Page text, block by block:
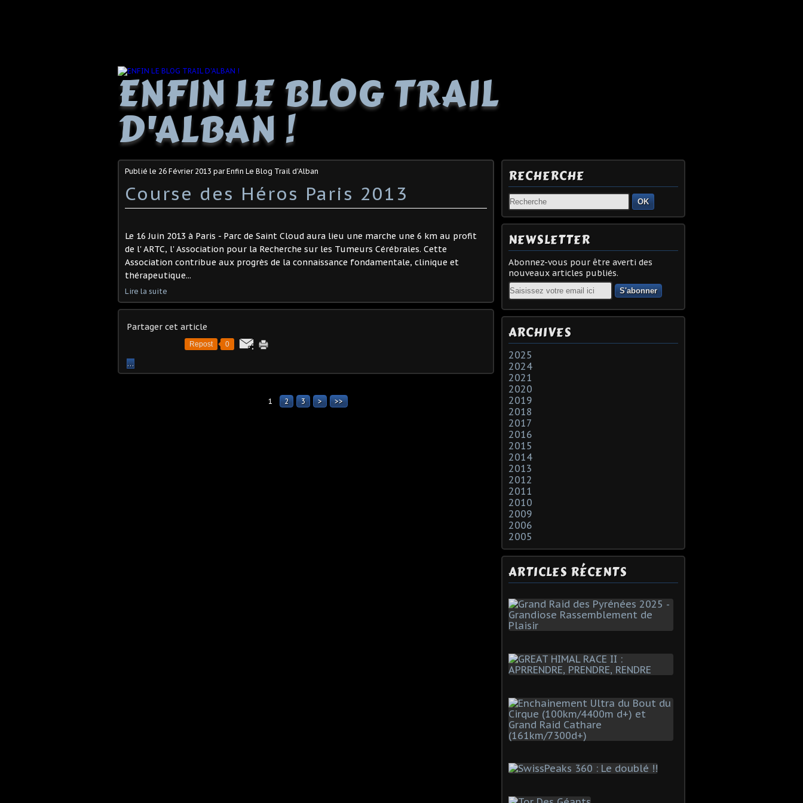
ENFIN LE BLOG TRAIL
D'ALBAN !
Publié le 26 Février 2013 par Enfin Le Blog Trail d'Alban
Course des Héros Paris 2013
Le 16 Juin 2013 à Paris - Parc de Saint Cloud aura lieu une marche une 6 km au profit
de l' ARTC, l' Association pour la Recherche sur les Tumeurs Cérébrales. Cette
Association contribue aux progrès de la connaissance fondamentale, clinique et
thérapeutique...
Lire la suite
Partager cet article
Repost 0
…
1 2 3 > >>
RECHERCHE
OK
NEWSLETTER
Abonnez-vous pour être averti des
nouveaux articles publiés.
Email
ARCHIVES
2025
2024
2021
2020
2019
2018
2017
2016
2015
2014
2013
2012
2011
2010
2009
2006
2005
ARTICLES RÉCENTS